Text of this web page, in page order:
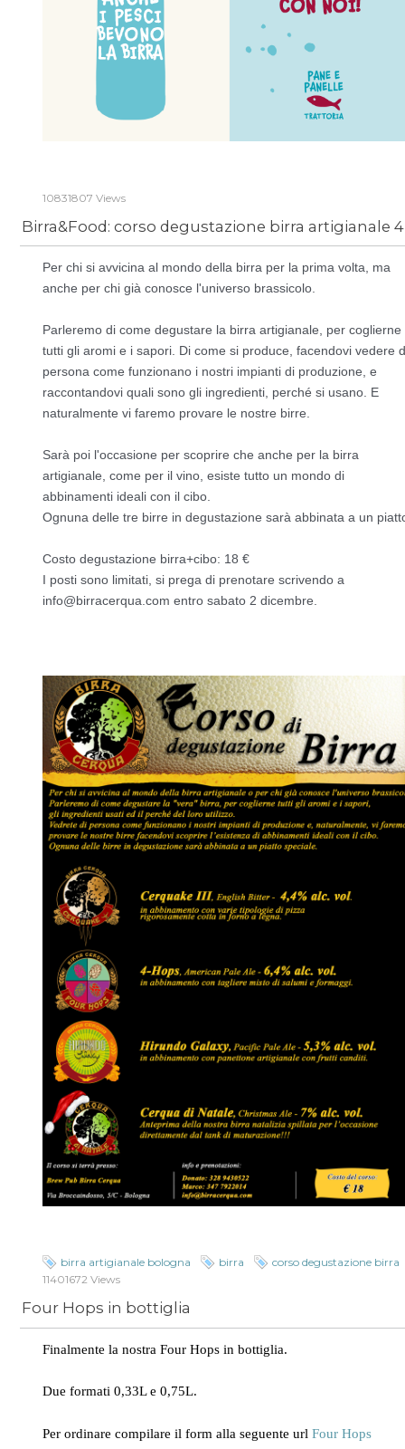
10831807 Views
Per chi si avvicina al mondo della birra per la prima volta, ma
anche per chi già conosce l'universo brassicolo.
Parleremo di come degustare la birra artigianale, per coglierne
tutti gli aromi e i sapori. Di come si produce, facendovi vedere
persona come funzionano i nostri impianti di produzione, e
raccontandovi quali sono gli ingredienti, perché si usano. E
naturalmente vi faremo provare le nostre birre.
Sarà poi l'occasione per scoprire che anche per la birra
artigianale, come per il vino, esiste tutto un mondo di
abbinamenti ideali con il cibo.
Ognuna delle tre birre in degustazione sarà abbinata a un
Costo degustazione birra+cibo: 18 €
I posti sono limitati, si prega di prenotare scrivendo a
info@birracerqua.com entro sabato 2 dicembre.
birra artigianale bologna birra
corso degustazione birra
11401672 Views
Four Hops in bottiglia
Finalmente la nostra Four Hops in bottiglia.
Due formati 0,33L e 0,75L.
Per ordinare compilare il form alla seguente urlFour Hops